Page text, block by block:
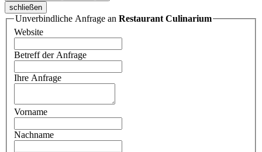
schließen
Unverbindliche Anfrage an Restaurant Culinarium
Website
Betreff der Anfrage
Ihre Anfrage
Vorname
Nachname